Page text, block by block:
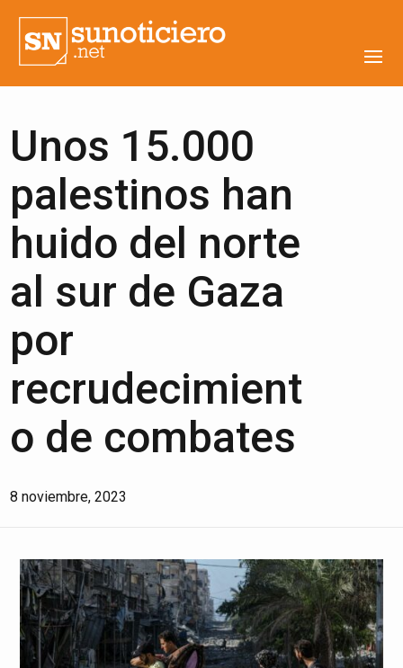
Unos 15.000
palestinos han
huido del norte
al sur de Gaza
por
recrudecimient
o de combates
8 noviembre, 2023